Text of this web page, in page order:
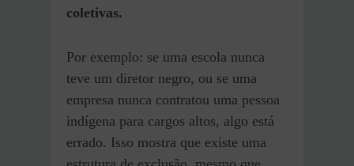
coletivas.
Por exemplo: se uma escola nunca
teve um diretor negro, ou se uma
empresa nunca contratou uma pessoa
indígena para cargos altos, algo está
errado. Isso mostra que existe uma